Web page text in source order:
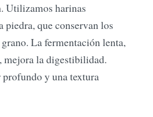
Utilizamos harinas
piedra, que conservan los
La fermentación lenta,
mejora la digestibilidad.
profundo y una textura